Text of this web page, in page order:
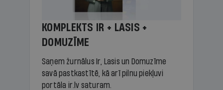
KOMPLEKTS IR + LASIS +
DOMUZĪME
Saņem žurnālus Ir, Lasis un Domuzīme
savā pastkastītē, kā arī pilnu piekļuvi
portāla ir.lv saturam.